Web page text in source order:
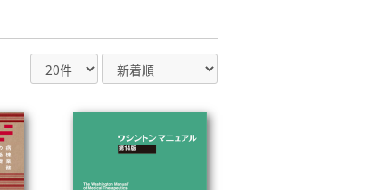
生命科学・関連書籍(38)
基礎医学(93)
医療技術(16)
保健・体育(1)